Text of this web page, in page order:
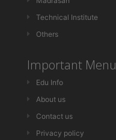
Technical Institute
Others
Important Menu
Edu Info
About us
Contact us
Privacy policy